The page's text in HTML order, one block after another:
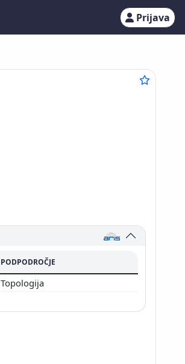
Prijava
PODPODROČJE
Topologija